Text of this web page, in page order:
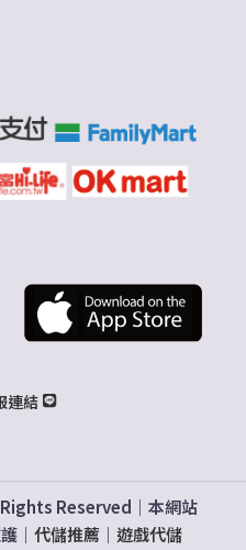
連結
Reserved｜本網站
｜ 代儲推薦｜ 遊戲代儲